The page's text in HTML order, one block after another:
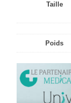
Taille
Poids